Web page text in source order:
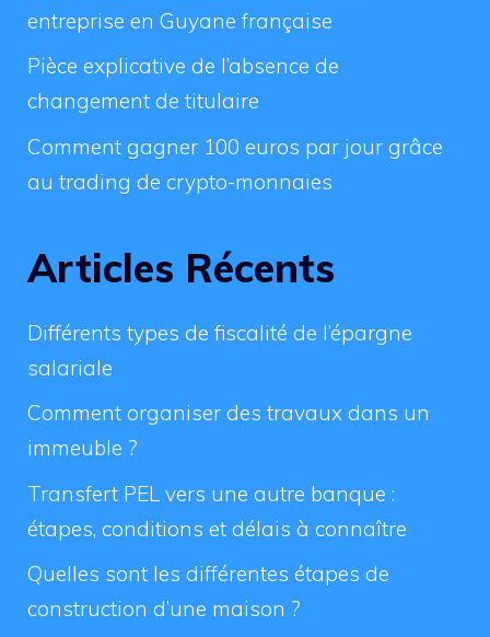
entreprise en Guyane française
Pièce explicative de l’absence de
changement de titulaire
Comment gagner 100 euros par jour grâce
au trading de crypto-monnaies
Articles Récents
Différents types de fiscalité de l’épargne
salariale
Comment organiser des travaux dans un
immeuble ?
Transfert PEL vers une autre banque :
étapes, conditions et délais à connaître
Quelles sont les différentes étapes de
construction d’une maison ?